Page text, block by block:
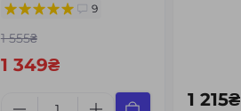
9
1 555₴
1 349₴
1 215₴